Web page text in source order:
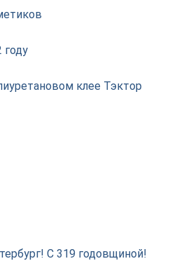
клее Тэктор
С 319 годовщиной!